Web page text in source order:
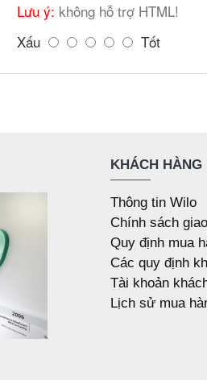
Lưu ý: không hỗ trợ HTML!
Xấu Tốt
KHÁCH HÀNG
Thông tin Wilo
Chính sách
Quy định mua
Các quy định
Tài khoản
Lịch sử mua